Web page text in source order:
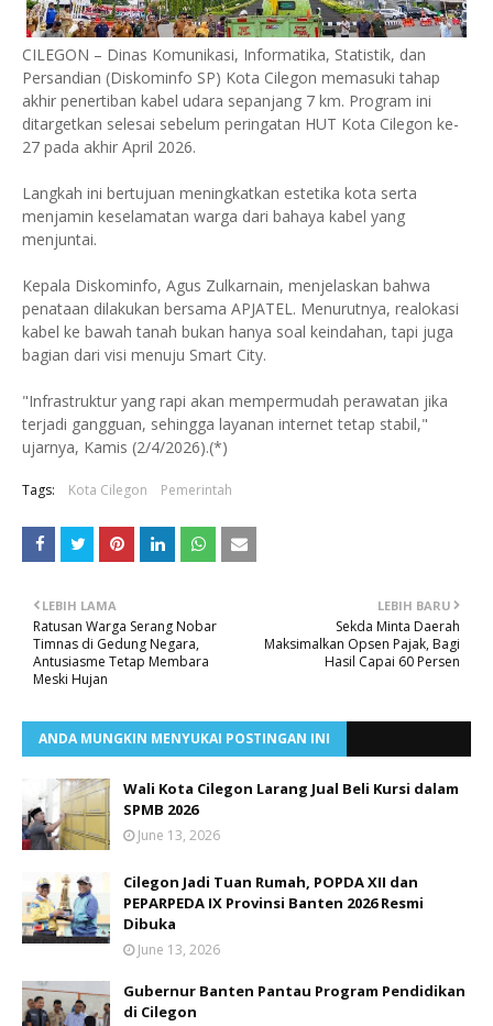
CILEGON – Dinas Komunikasi, Informatika, Statistik, dan
Persandian (Diskominfo SP) Kota Cilegon memasuki tahap
akhir penertiban kabel udara sepanjang 7 km. Program ini
ditargetkan selesai sebelum peringatan HUT Kota Cilegon ke-
27 pada akhir April 2026.
Langkah ini bertujuan meningkatkan estetika kota serta
menjamin keselamatan warga dari bahaya kabel yang
menjuntai.
Kepala Diskominfo, Agus Zulkarnain, menjelaskan bahwa
penataan dilakukan bersama APJATEL. Menurutnya, realokasi
kabel ke bawah tanah bukan hanya soal keindahan, tapi juga
bagian dari visi menuju Smart City.
"Infrastruktur yang rapi akan mempermudah perawatan jika
terjadi gangguan, sehingga layanan internet tetap stabil,"
ujarnya, Kamis (2/4/2026).(*)
Tags: Kota Cilegon Pemerintah
LEBIH BARU
Sekda Minta Daerah
Maksimalkan Opsen Pajak, Bagi
Hasil Capai 60 Persen
LEBIH LAMA
Ratusan Warga Serang Nobar
Timnas di Gedung Negara,
Antusiasme Tetap Membara
Meski Hujan
ANDA MUNGKIN MENYUKAI POSTINGAN INI
Wali Kota Cilegon Larang Jual Beli Kursi dalam
SPMB 2026
June 13, 2026
Cilegon Jadi Tuan Rumah, POPDA XII dan
PEPARPEDA IX Provinsi Banten 2026 Resmi
Dibuka
June 13, 2026
Gubernur Banten Pantau Program Pendidikan
di Cilegon